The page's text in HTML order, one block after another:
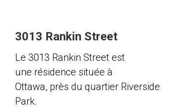
3013 Rankin Street
Le 3013 Rankin Street est
une résidence située à
Ottawa, près du quartier Riverside
Park.